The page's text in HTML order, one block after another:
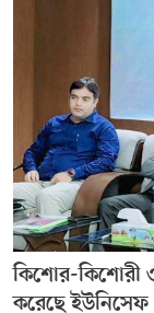
কিশোর-কিশোরী
করেছে ইউনিসেফ